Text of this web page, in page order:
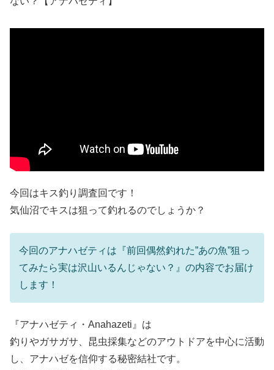
今回はキス釣り調査回です！
気仙沼でキスは狙って釣れるのでしょうか？
今回のアナハゼティは『前回偶然釣れた”あの魚”狙っ
てみたら実は沢山いるんじゃない？』の内容でお届け
します！
『アナハゼティ・Anahazeti』は
釣りやガサガサ、昆虫採集などのアウトドアを中心に活動
し、アナハゼを信仰する秘密結社です。